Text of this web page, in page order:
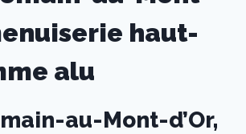
haut-
alu
au-Mont-d’Or,